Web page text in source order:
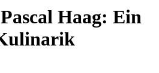
Haag: Ein